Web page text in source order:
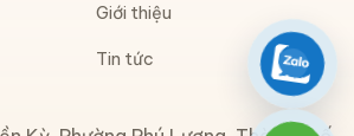
Giới thiệu
Tin tức Zalo